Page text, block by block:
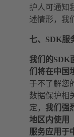
护人可通知
述情形，我
七、SDK服
我们的SDK
们将在中国
于不了解您
数据保护相
定， 我们强
地区内使用
服务应用于